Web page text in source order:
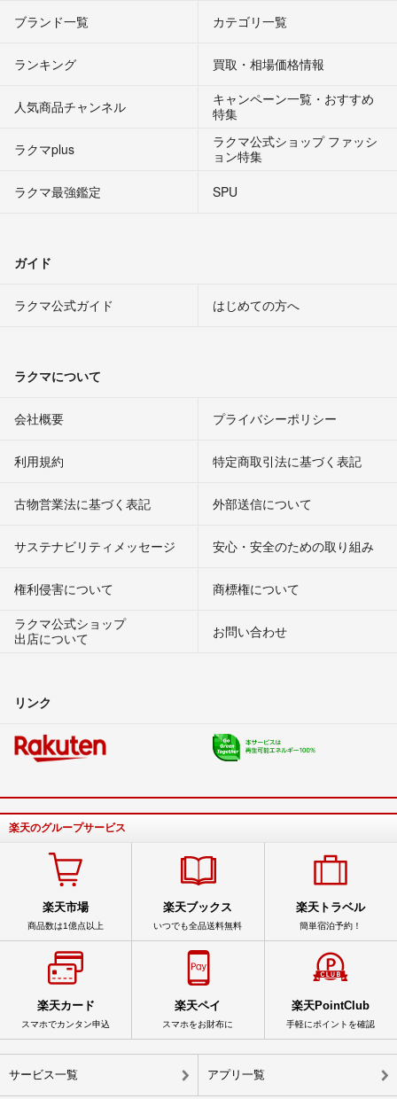
ブランド一覧 カテゴリ一覧
ランキング 買取・相場価格情報
人気商品チャンネル
キャンペーン一覧・おすすめ
特集
ラクマplus
ラクマ公式ショップ ファッシ
ョン特集
ラクマ最強鑑定
SPU
ガイド
ラクマ公式ガイド はじめての方へ
ラクマについて
会社概要 プライバシーポリシー
利用規約 特定商取引法に基づく表記
古物営業法に基づく表記 外部送信について
サステナビリティメッセージ 安心・安全のための取り組み
権利侵害について
商標権について
ラクマ公式ショップ
出店について
お問い合わせ
リンク
楽天のグループサービス
楽天市場
商品数は1億点以上
楽天ブックス
いつでも全品送料無料
楽天トラベル
簡単宿泊予約！
楽天カード
スマホでカンタン申込
楽天ペイ
スマホをお財布に
楽天PointClub
手軽にポイントを確認
サービス一覧 アプリ一覧